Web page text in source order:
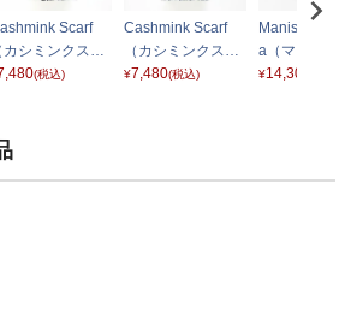
Scarf
カシミンクスカ
フ） 630300 ネ
(税込)
Cashmink Scarf
（カシミンクスカ
ーフ） 630300 デ
¥7,480(税込)
Manish
a（マニッシ
ランネラー
¥14,300